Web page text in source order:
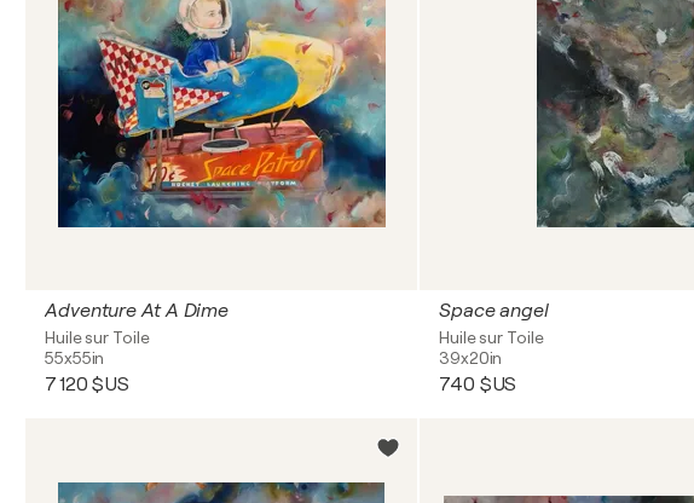
Adventure At A Dime
Huile sur Toile
55x55in
7 120 $US
Space angel
Huile sur Toile
39x20in
740 $US